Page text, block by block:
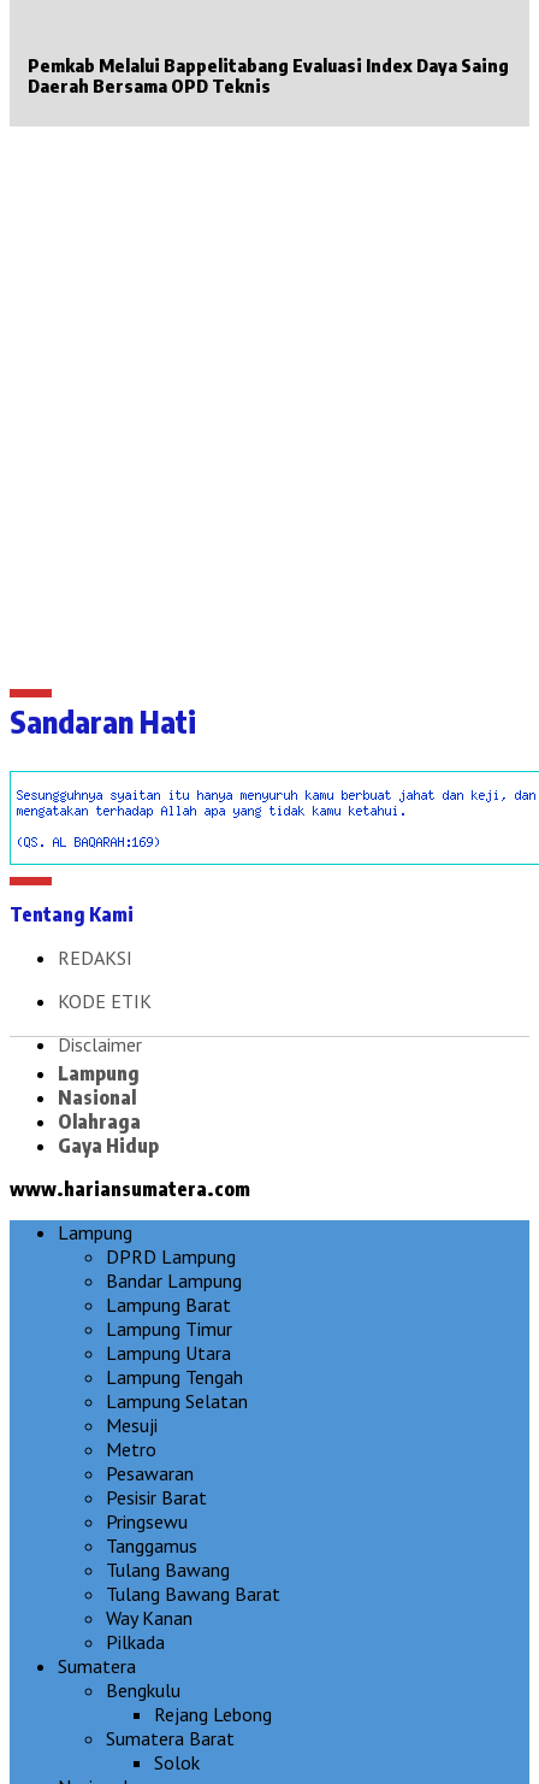
Pemkab Melalui Bappelitabang Evaluasi Index Daya Saing
Daerah Bersama OPD Teknis
Sandaran Hati
Tentang Kami
REDAKSI
KODE ETIK
Disclaimer
Lampung
Nasional
Olahraga
Gaya Hidup
www.hariansumatera.com
Lampung
DPRD Lampung
Bandar Lampung
Lampung Barat
Lampung Timur
Lampung Utara
Lampung Tengah
Lampung Selatan
Mesuji
Metro
Pesawaran
Pesisir Barat
Pringsewu
Tanggamus
Tulang Bawang
Tulang Bawang Barat
Way Kanan
Pilkada
Sumatera
Bengkulu
Rejang Lebong
Sumatera Barat
Solok